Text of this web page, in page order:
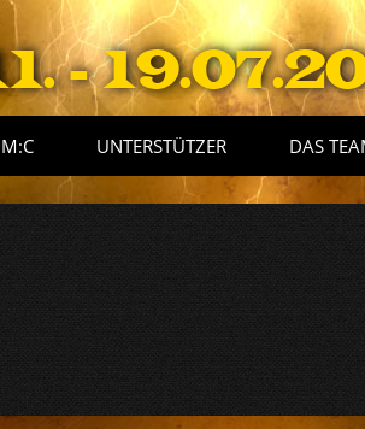
-
UNTERSTÜTZER DAS